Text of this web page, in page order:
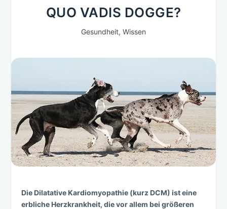
QUO VADIS DOGGE?
Gesundheit, Wissen
Die Dilatative Kardiomyopathie (kurz DCM) ist eine
erbliche Herzkrankheit, die vor allem bei größeren